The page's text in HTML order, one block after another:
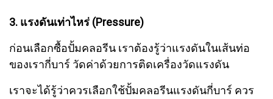
3. แรงดันเท่าไหร่ (Pressure)
ก่อนเลือกซื้อปั้มคลอรีน เราต้องรู้ว่าแรงดันในเส้นท่อ
ของเรากี่บาร์ วัดค่าด้วยการติดเครื่องวัดแรงดัน
เราจะได้รู้ว่าควรเลือกใช้ปั้มคลอรีนแรงดันกี่บาร์ ควร